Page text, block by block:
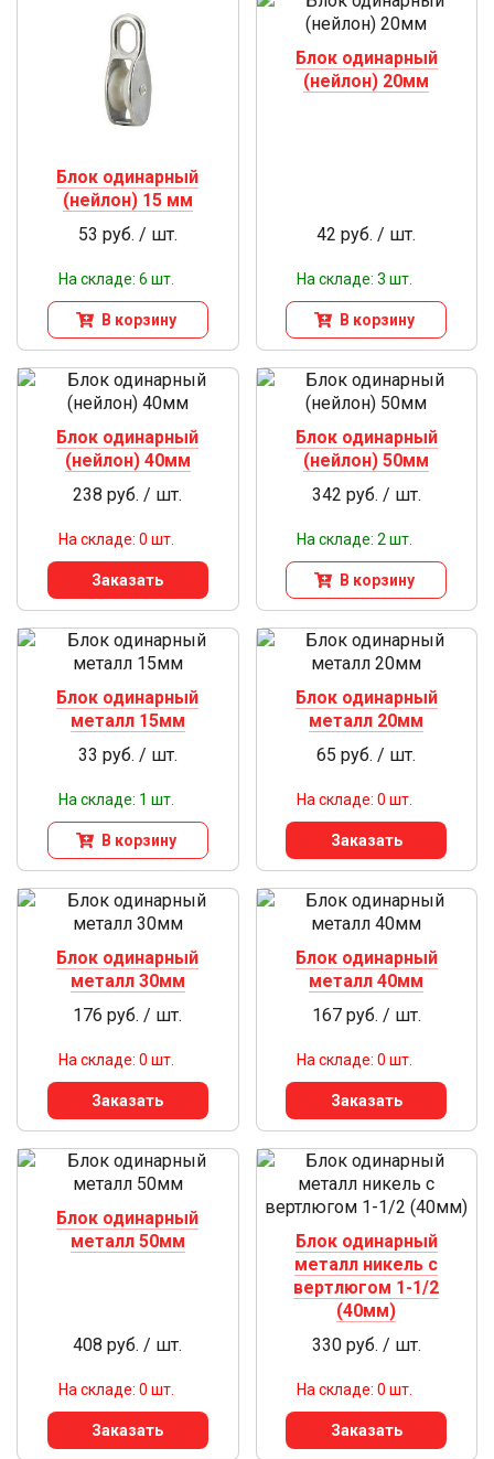
Блок одинарный
(нейлон) 15 мм
53 руб. / шт.
На складе: 6 шт.
В корзину
Блок одинарный
(нейлон) 20мм
42 руб. / шт.
На складе: 3 шт.
В корзину
Блок одинарный
(нейлон) 40мм
238 руб. / шт.
На складе: 0 шт.
Заказать
Блок одинарный
(нейлон) 50мм
342 руб. / шт.
На складе: 2 шт.
В корзину
Блок одинарный
металл 15мм
33 руб. / шт.
На складе: 1 шт.
В корзину
Блок одинарный
металл 20мм
65 руб. / шт.
На складе: 0 шт.
Заказать
Блок одинарный
металл 30мм
176 руб. / шт.
На складе: 0 шт.
Заказать
Блок одинарный
металл 40мм
167 руб. / шт.
На складе: 0 шт.
Заказать
Блок одинарный
металл 50мм
408 руб. / шт.
На складе: 0 шт.
Заказать
Блок одинарный
металл никель с
вертлюгом 1-1/2
(40мм)
330 руб. / шт.
На складе: 0 шт.
Заказать